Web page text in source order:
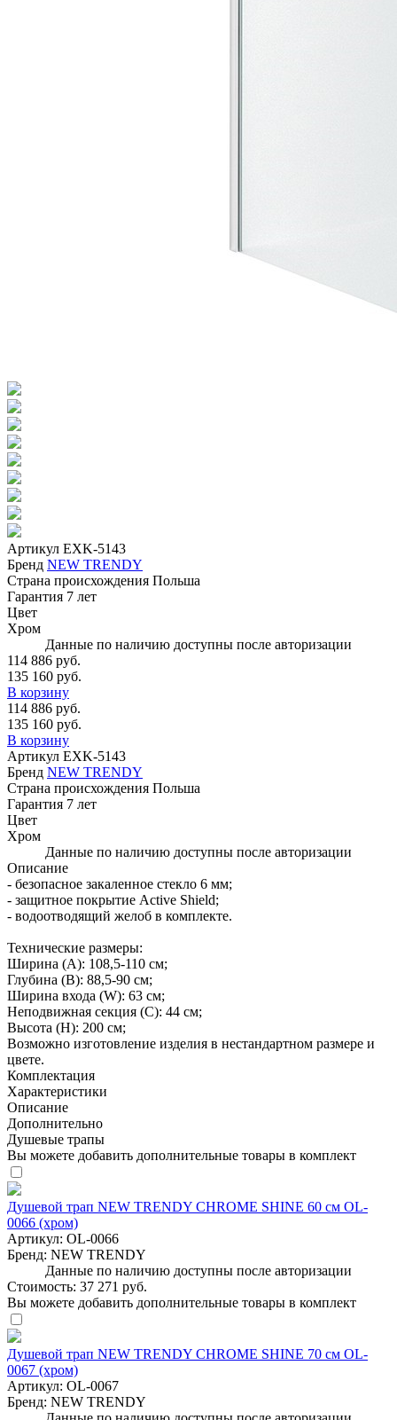
Артикул EXK-5143
Бренд NEW TRENDY
Страна происхождения Польша
Гарантия 7 лет
Цвет
Хром
Данные по наличию доступны после авторизации
114 886 руб.
135 160 руб.
В корзину
114 886 руб.
135 160 руб.
В корзину
Артикул EXK-5143
Бренд NEW TRENDY
Страна происхождения Польша
Гарантия 7 лет
Цвет
Хром
Данные по наличию доступны после авторизации
Описание
- безопасное закаленное стекло 6 мм;
- защитное покрытие Active Shield;
- водоотводящий желоб в комплекте.
Технические размеры:
Ширина (A): 108,5-110 см;
Глубина (B): 88,5-90 см;
Ширина входа (W): 63 см;
Неподвижная секция (С): 44 см;
Высота (H): 200 см;
Возможно изготовление изделия в нестандартном размере и
цвете.
Комплектация
Характеристики
Описание
Дополнительно
Душевые трапы
Вы можете добавить дополнительные товары в комплект
Душевой трап NEW TRENDY CHROME SHINE 60 см OL-
0066 (хром)
Артикул: OL-0066
Бренд: NEW TRENDY
Данные по наличию доступны после авторизации
Стоимость: 37 271 руб.
Вы можете добавить дополнительные товары в комплект
Душевой трап NEW TRENDY CHROME SHINE 70 см OL-
0067 (хром)
Артикул: OL-0067
Бренд: NEW TRENDY